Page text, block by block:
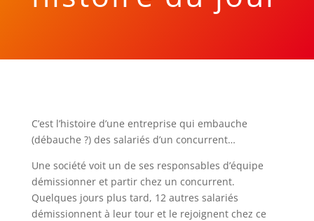
C’est l’histoire d’une entreprise qui embauche
(débauche ?) des salariés d’un concurrent…
Une société voit un de ses responsables d’équipe
démissionner et partir chez un concurrent.
Quelques jours plus tard, 12 autres salariés
démissionnent à leur tour et le rejoignent chez ce